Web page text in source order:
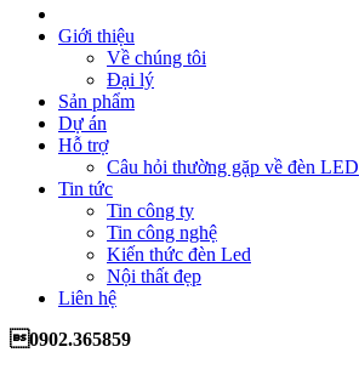
Giới thiệu
Về chúng tôi
Đại lý
Sản phẩm
Dự án
Hỗ trợ
Câu hỏi thường gặp về đèn LED
Tin tức
Tin công ty
Tin công nghệ
Kiến thức đèn Led
Nội thất đẹp
Liên hệ
0902.365859